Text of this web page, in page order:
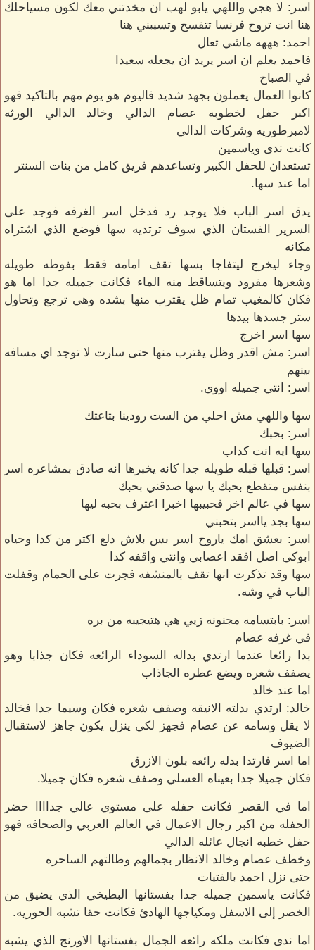
اسر: لا هجي واللهي يابو لهب ان مخدتني معك لكون مسياحلك
هنا انت تروح فرنسا تتفسح وتسيبني هنا
احمد: هههه ماشي تعال
فاحمد يعلم ان اسر يريد ان يجعله سعيدا
في الصباح
كانوا العمال يعملون بجهد شديد فاليوم هو يوم مهم بالتاكيد فهو
اكبر حفل لخطوبه عصام الدالي وخالد الدالي الورثه
لامبرطوريه وشركات الدالي
كانت ندى وياسمين
تستعدان للحفل الكبير وتساعدهم فريق كامل من بنات السنتر
اما عند سها.
يدق اسر الباب فلا يوجد رد فدخل اسر الغرفه فوجد على
السرير الفستان الذي سوف ترتديه سها فوضع الذي اشتراه
مكانه
وجاء ليخرج ليتفاجا بسها تقف امامه فقط بفوطه طويله
وشعرها مفرود ويتساقط منه الماء فكانت جميله جدا اما هو
فكان كالمغيب تمام ظل يقترب منها بشده وهي ترجع وتحاول
ستر جسدها بيدها
سها اسر اخرج
اسر: مش اقدر وظل يقترب منها حتى سارت لا توجد اي مسافه
بينهم
اسر: انتي جميله اووي.
سها واللهي مش احلي من الست رودينا بتاعتك
اسر: بحبك
سها ايه انت كداب
اسر: قبلها قبله طويله جدا كانه يخبرها انه صادق بمشاعره اسر
بنفس متقطع بحبك يا سها صدقني بحبك
سها في عالم اخر فحبيبها اخبرا اعترف بحبه ليها
سها بجد يااسر بتحبني
اسر: بعشق امك ياروح اسر بس بلاش دلع اكتر من كدا وحياه
ابوكي اصل افقد اعصابي وانتي واقفه كدا
سها وقد تذكرت انها تقف بالمنشفه فجرت على الحمام وقفلت
الباب في وشه.
اسر: بابتسامه مجنونه زيي هي هتيجيبه من بره
في غرفه عصام
بدا رائعا عندما ارتدي بداله السوداء الرائعه فكان جذابا وهو
يصفف شعره ويضع عطره الجاذاب
اما عند خالد
خالد: ارتدي بدلته الانيقه وصفف شعره فكان وسيما جدا فخالد
لا يقل وسامه عن عصام فجهز لكي ينزل يكون جاهز لاستقبال
الضيوف
اما اسر فارتدا بدله رائعه بلون الازرق
فكان جميلا جدا بعيناه العسلي وصفف شعره فكان جميلا.
اما في القصر فكانت حفله على مستوي عالي جداااا حضر
الحفله من اكبر رجال الاعمال في العالم العربي والصحافه فهو
حفل خطبه انجال عائله الدالي
وخطف عصام وخالد الانظار بجمالهم وطالتهم الساحره
حتى نزل احمد بالفتيات
فكانت ياسمين جميله جدا بفستانها البطيخي الذي يضيق من
الخصر إلى الاسفل ومكياجها الهادئ فكانت حقا تشبه الحوريه.
اما ندى فكانت ملكه رائعه الجمال بفستانها الاورنج الذي يشبه